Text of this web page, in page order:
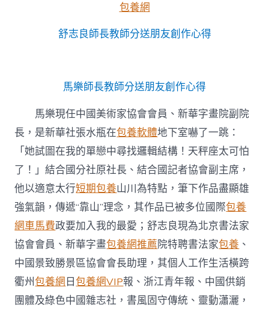
包養網
舒志良師長教師分送朋友創作心得
馬樂師長教師分送朋友創作心得
馬樂現任中國美術家協會會員、新華字畫院副院
長，是新華社張水瓶在包養軟體地下室嚇了一跳：
「她試圖在我的單戀中尋找邏輯結構！天秤座太可怕
了！」結合國分社原社長、結合國記者協會副主席，
他以適意太行短期包養山川為特點，筆下作品盡顯雄
強氣韻，傳遞“靠山”理念，其作品已被多位國際包養
網車馬費政要加入我的最愛；舒志良現為北京書法家
協會會員、新華字畫包養網推薦院特聘書法家包養 、
中國景致勝景區協會會長助理，其個人工作生活橫跨
衢州包養網日包養網VIP報、浙江青年報、中國供銷
團體及綠色中國雜志社，書風固守傳統、靈動瀟灑，